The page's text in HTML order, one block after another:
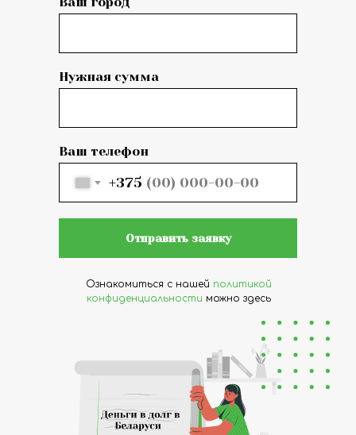
Нужная сумма
Ваш телефон
+375
Отправить заявку
Ознакомиться с нашей политикой
конфиденциальности можно здесь